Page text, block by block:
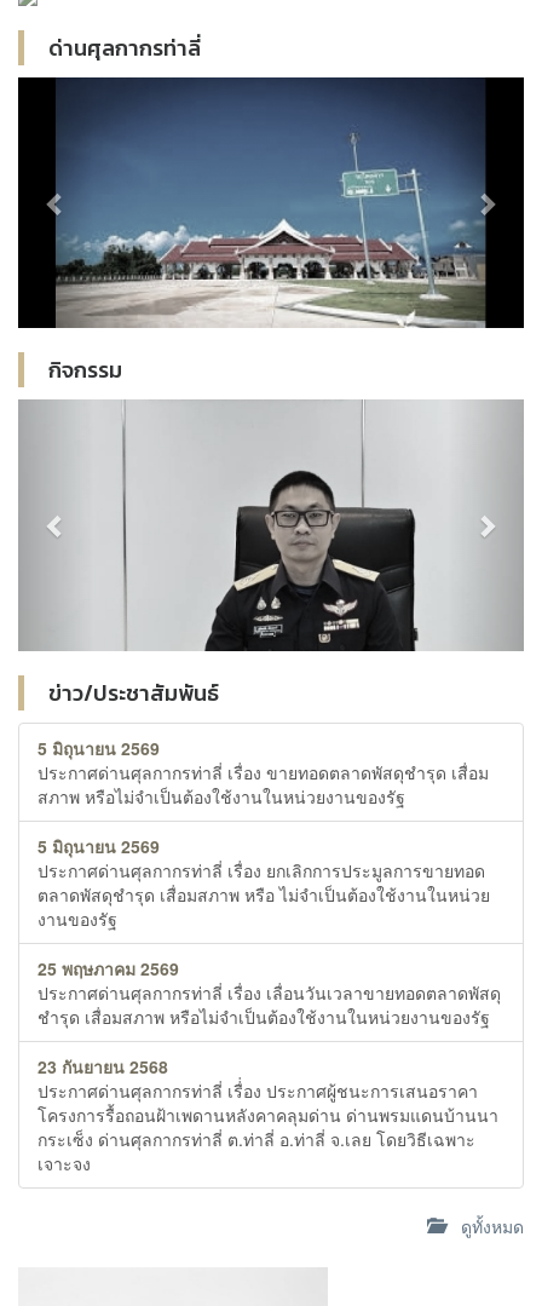
ด่านศุลกากรท่าลี่
กิจกรรม
Previous
ข่าว/ประชาสัมพันธ์
5 มิถุนายน 2569
ประกาศด่านศุลกากรท่าลี่ เรื่อง ขายทอดตลาดพัสดุชำรุด เสื่อม
สภาพ หรือไม่จำเป็นต้องใช้งานในหน่วยงานของรัฐ
5 มิถุนายน 2569
ประกาศด่านศุลกากรท่าลี่ เรื่อง ยกเลิกการประมูลการขายทอด
ตลาดพัสดุชำรุด เสื่อมสภาพ หรือ ไม่จำเป็นต้องใช้งานในหน่วย
งานของรัฐ
25 พฤษภาคม 2569
ประกาศด่านศุลกากรท่าลี่ เรื่อง เลื่อนวันเวลาขายทอดตลาดพัสดุ
ชำรุด เสื่อมสภาพ หรือไม่จำเป็นต้องใช้งานในหน่วยงานของรัฐ
23 กันยายน 2568
ประกาศด่านศุลกากรท่าลี่ เรื่่อง ประกาศผู้ชนะการเสนอราคา
โครงการรื้อถอนฝ้าเพดานหลังคาคลุมด่าน ด่านพรมแดนบ้านนา
กระเซ็ง ด่านศุลกากรท่าลี่ ต.ท่าลี่ อ.ท่าลี่ จ.เลย โดยวิธีเฉพาะ
เจาะจง
ดูทั้งหมด